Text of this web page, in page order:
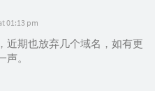
01:13 pm
近期也放弃几个域名，如有更
。